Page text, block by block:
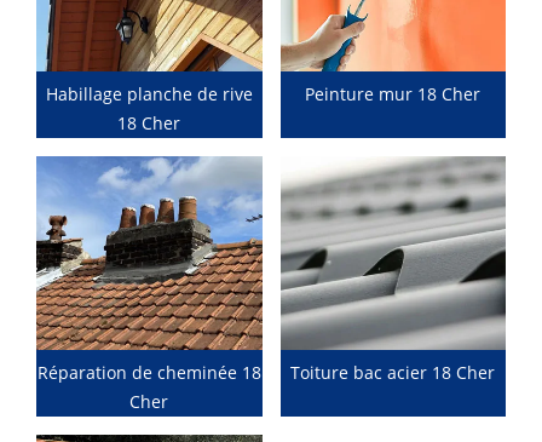
Habillage planche de rive
18 Cher
Peinture mur 18 Cher
Réparation de cheminée 18
Cher
Toiture bac acier 18 Cher